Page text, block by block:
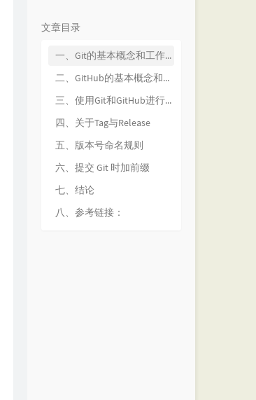
文章目录
一、Git的基本概念和工作原理
二、GitHub的基本概念和功能
三、使用Git和GitHub进行团队协作和版本控制的完整案例
四、关于Tag与Release
五、版本号命名规则
六、提交 Git 时加前缀
七、结论
八、参考链接：